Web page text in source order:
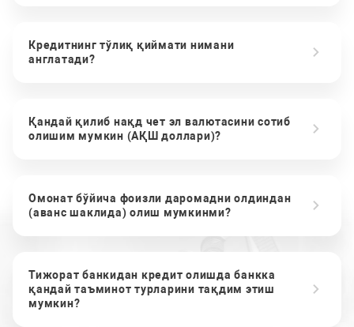
Кредитнинг тўлиқ қиймати нимани
англатади?
Қандай қилиб нақд чет эл валютасини сотиб
олишим мумкин (АҚШ доллари)?
Омонат бўйича фоизли даромадни олдиндан
(аванс шаклида) олиш мумкинми?
Тижорат банкидан кредит олишда банкка
қандай таъминот турларини тақдим этиш
мумкин?